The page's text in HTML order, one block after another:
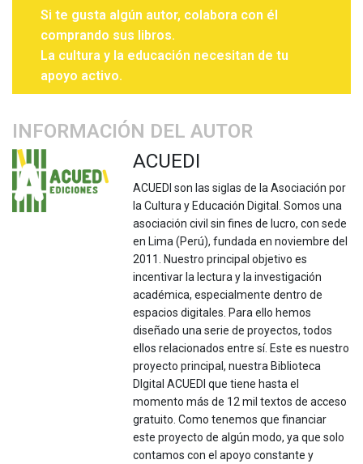
Si te gusta algún autor, colabora con él
comprando sus libros.
La cultura y la educación necesitan de tu
apoyo activo.
INFORMACIÓN DEL AUTOR
ACUEDI
ACUEDI son las siglas de la Asociación por
la Cultura y Educación Digital. Somos una
asociación civil sin fines de lucro, con sede
en Lima (Perú), fundada en noviembre del
2011. Nuestro principal objetivo es
incentivar la lectura y la investigación
académica, especialmente dentro de
espacios digitales. Para ello hemos
diseñado una serie de proyectos, todos
ellos relacionados entre sí. Este es nuestro
proyecto principal, nuestra Biblioteca
DIgital ACUEDI que tiene hasta el
momento más de 12 mil textos de acceso
gratuito. Como tenemos que financiar
este proyecto de algún modo, ya que solo
contamos con el apoyo constante y